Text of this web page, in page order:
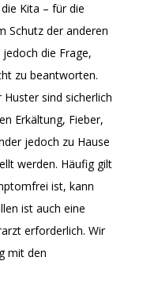
Kita – für die
Schutz der anderen
die Frage,
zu beantworten.
sind sicherlich
Erkältung, Fieber,
jedoch zu Hause
werden. Häufig gilt
ist, kann
ist auch eine
erforderlich. Wir
mit den